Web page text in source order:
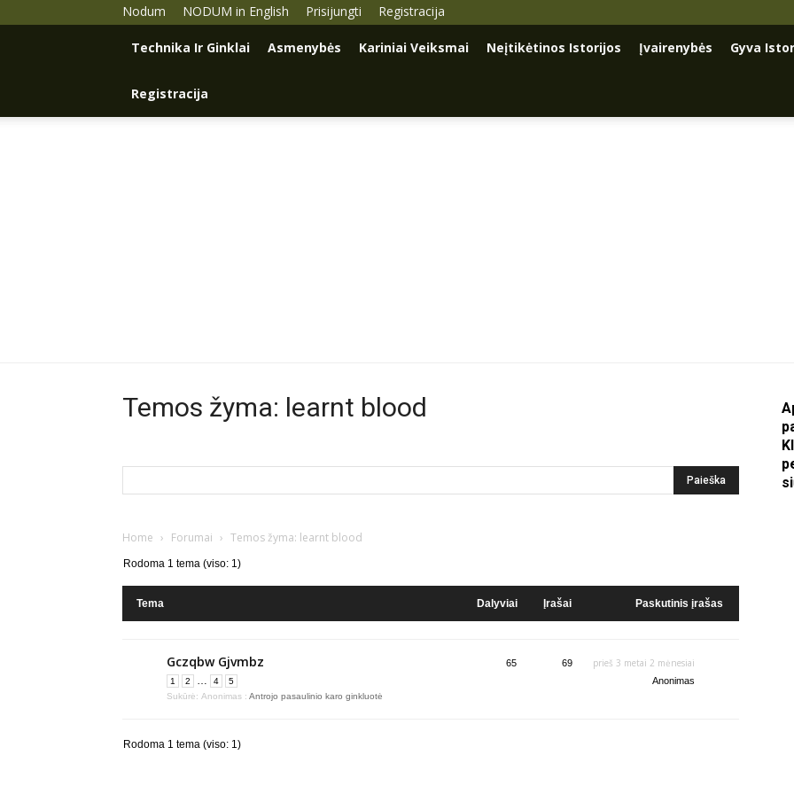
Nodum NODUM in English Prisijungti Registracija
Technika Ir Ginklai Asmenybės Kariniai Veiksmai Neįtikėtinos Istorijos Įvairenybės Gyva
Registracija
Temos žyma: learnt blood
Home › Forumai › Temos žyma: learnt blood
Rodoma 1 tema (viso: 1)
Tema Dalyviai Įrašai Paskutinis įrašas
Gczqbw Gjvmbz
1 2 … 4
5
Sukūrė: Anonimas : Antrojo pasaulinio karo ginkluotė
65 69 prieš 3 metai 2 mėnesiai
Anonimas
Rodoma 1 tema (viso: 1)